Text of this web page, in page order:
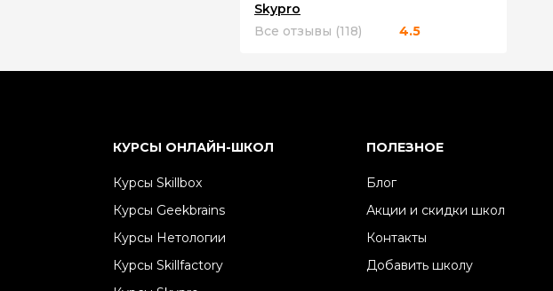
Skypro
Все отзывы (118)
4.5
КУРСЫ ОНЛАЙН-ШКОЛ
Курсы Skillbox
Курсы Geekbrains
Курсы Нетологии
Курсы Skillfactory
ПОЛЕЗНОЕ
Блог
Акции и скидки школ
Контакты
Добавить школу